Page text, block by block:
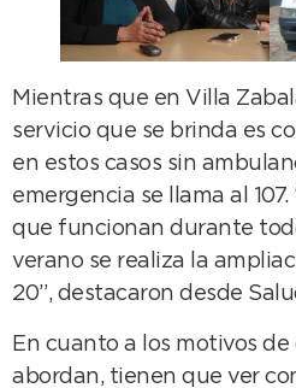
Mientras que en Villa
servicio que se brinda es
en estos casos sin
emergencia se llama al
que funcionan durante
verano se realiza la
20”, destacaron desde
En cuanto a los motivos
abordan, tienen que ver